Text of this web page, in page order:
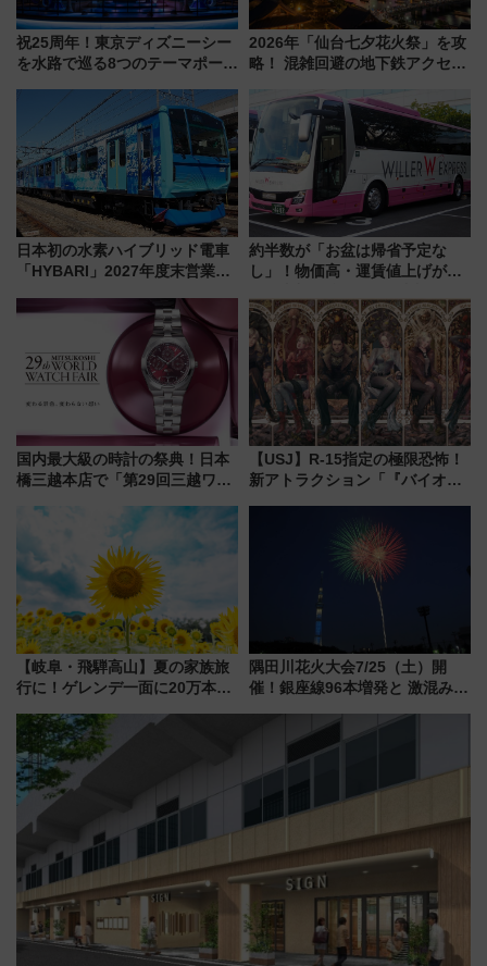
祝25周年！東京ディズニーシー
を水路で巡る8つのテーマポート
2026年「仙台七夕花火祭」を攻
略！ 混雑回避の地下鉄アクセス
火前に楽しむ仙台観光ルートま
で解説！
日本初の水素ハイブリッド電車
「HYBARI」2027年度末営業運
で水素利活用が加速
約半数が「お盆は帰省予定な
し」！物価高・運賃値上げが財
りたいけど……【WILLER お盆
帰省動向調査】
国内最大級の時計の祭典！日本
橋三越本店で「第29回三越ワー
【2026年8月5日～25日】
【USJ】R-15指定の極限恐怖！
新アトラクション「『バイオハ
ブ」今秋登場 ―予測不能の恐
怖に泣き叫べ―
【岐阜・飛騨高山】夏の家族旅
行に！ゲレンデ一面に20万本の
アひまわり園」開園
隅田川花火大会7/25（土）開
催！銀座線96本増発と 激混みの
アクセス攻略法、2万発の花火が
都心の夜に！